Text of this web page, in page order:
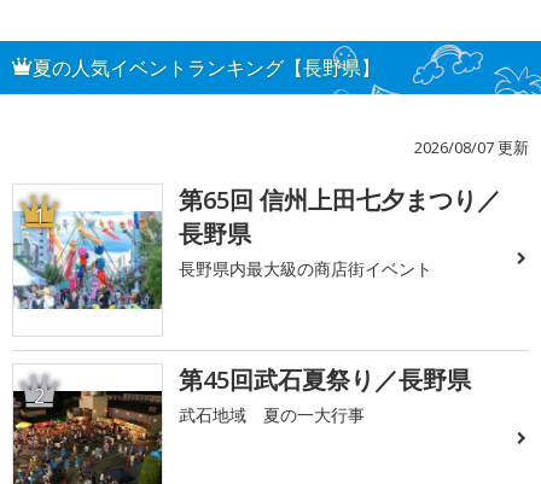
夏の人気イベントランキング【長野県】
2026/08/07 更新
1
第65回 信州上田七夕まつり／
長野県
長野県内最大級の商店街イベント
2 第45回武石夏祭り／長野県
武石地域 夏の一大行事